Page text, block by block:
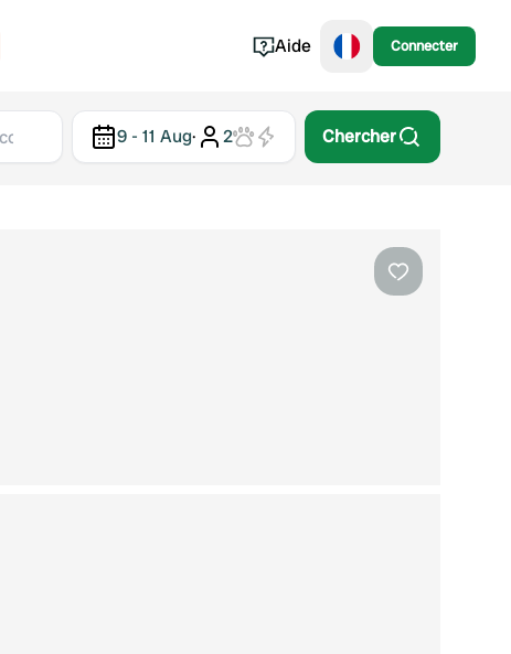
Norvège
Portugal
Aide Connecter
9 - 11 Aug· 2 Chercher
Préféré